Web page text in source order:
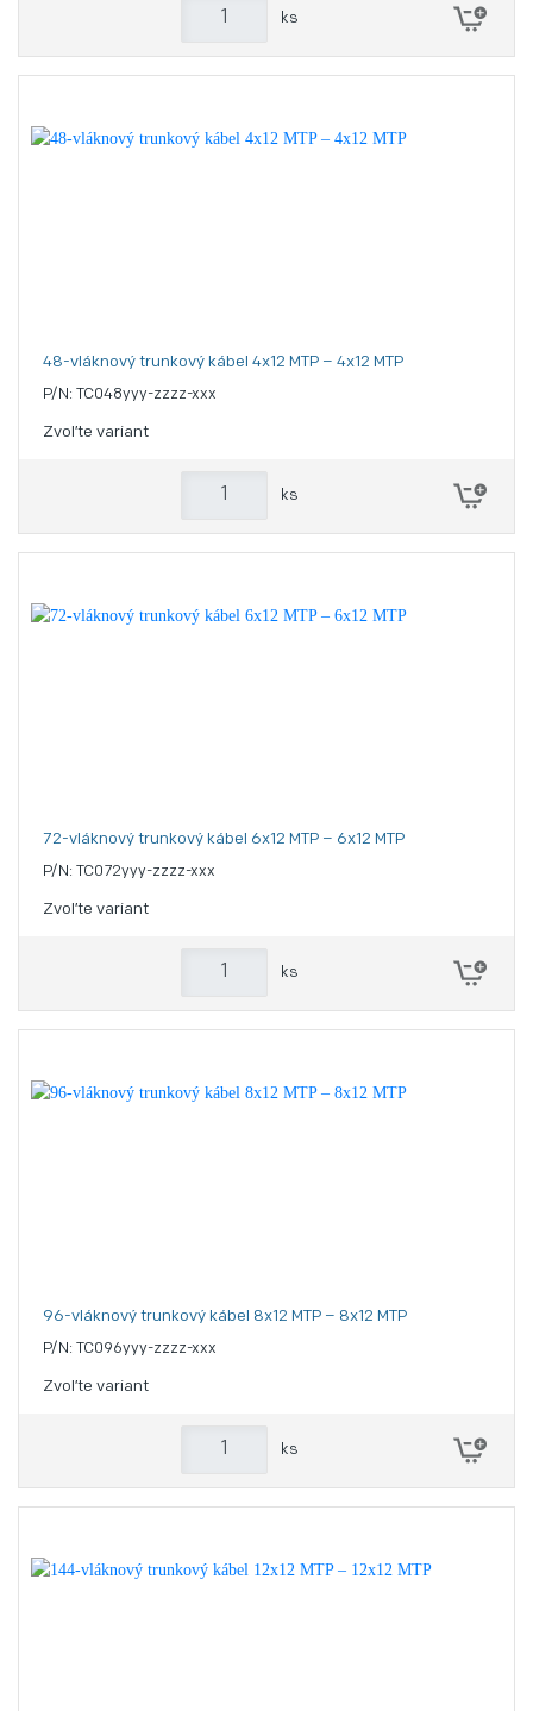
ks
48-vláknový trunkový kábel 4x12 MTP – 4x12 MTP
P/N: TC048yyy-zzzz-xxx
Zvoľte variant
ks
72-vláknový trunkový kábel 6x12 MTP – 6x12 MTP
P/N: TC072yyy-zzzz-xxx
Zvoľte variant
ks
96-vláknový trunkový kábel 8x12 MTP – 8x12 MTP
P/N: TC096yyy-zzzz-xxx
Zvoľte variant
ks